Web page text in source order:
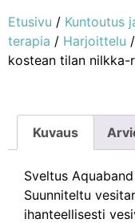
Etusivu / Kuntoutus
terapia / Harjoittelu /
kostean tilan
Kuvaus
Sveltus
Suunniteltu
ihanteellisesti